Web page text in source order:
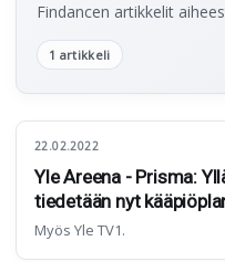
Findancen artikkelit
1 artikkeli
22.02.2022
Yle Areena - Prisma:
tiedetään nyt
Myös Yle TV1.